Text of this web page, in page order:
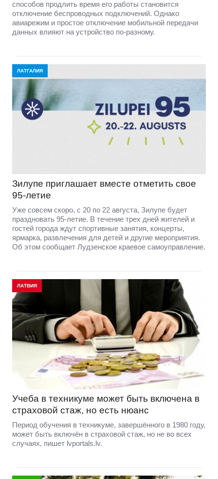
способов продлить время его работы становится
отключение беспроводных подключений. Однако
авиарежим и простое отключение мобильной передачи
данных влияют на устройство по-разному.
ЛАТГАЛИЯ
Зилупе приглашает вместе отметить свое
95-летие
Уже совсем скоро, с 20 по 22 августа, Зилупе будет
праздновать 95-летие. В течение трех дней жителей и
гостей города ждут спортивные занятия, концерты,
ярмарка, развлечения для детей и другие мероприятия.
Об этом сообщает Лудзенское краевое самоуправление.
ЛАТВИЯ
Учеба в техникуме может быть включена в
страховой стаж, но есть нюанс
Период обучения в техникуме, завершённого в 1980 году,
может быть включён в страховой стаж, но не во всех
случаях, пишет lvportals.lv.